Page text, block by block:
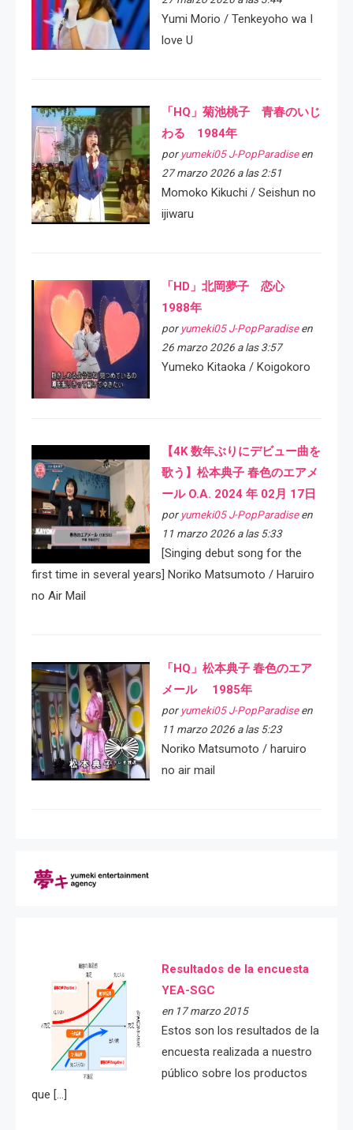
Yumi Morio / Tenkeyoho wa I
love U
「HQ」菊池桃子 青春のいじ
わる 1984年
por yumeki05 J-PopParadiseen
27 marzo 2026 a las 2:51
Momoko Kikuchi / Seishun no
ijiwaru
「HD」北岡夢子 恋心
1988年
por yumeki05 J-PopParadiseen
26 marzo 2026 a las 3:57
Yumeko Kitaoka / Koigokoro
【4K 数年ぶりにデビュー曲を
歌う】松本典子 春色のエアメ
ール O.A. 2024 年 02月 17日
por yumeki05 J-PopParadiseen
11 marzo 2026 a las 5:33
[Singing debut song for the
first time in several years] Noriko Matsumoto / Haruiro
no Air Mail
「HQ」松本典子 春色のエア
メール 1985年
por yumeki05 J-PopParadiseen
11 marzo 2026 a las 5:23
Noriko Matsumoto / haruiro
no air mail
Resultados de la encuesta
YEA-SGC
en 17 marzo 2015
Estos son los resultados de la
encuesta realizada a nuestro
público sobre los productos
que […]